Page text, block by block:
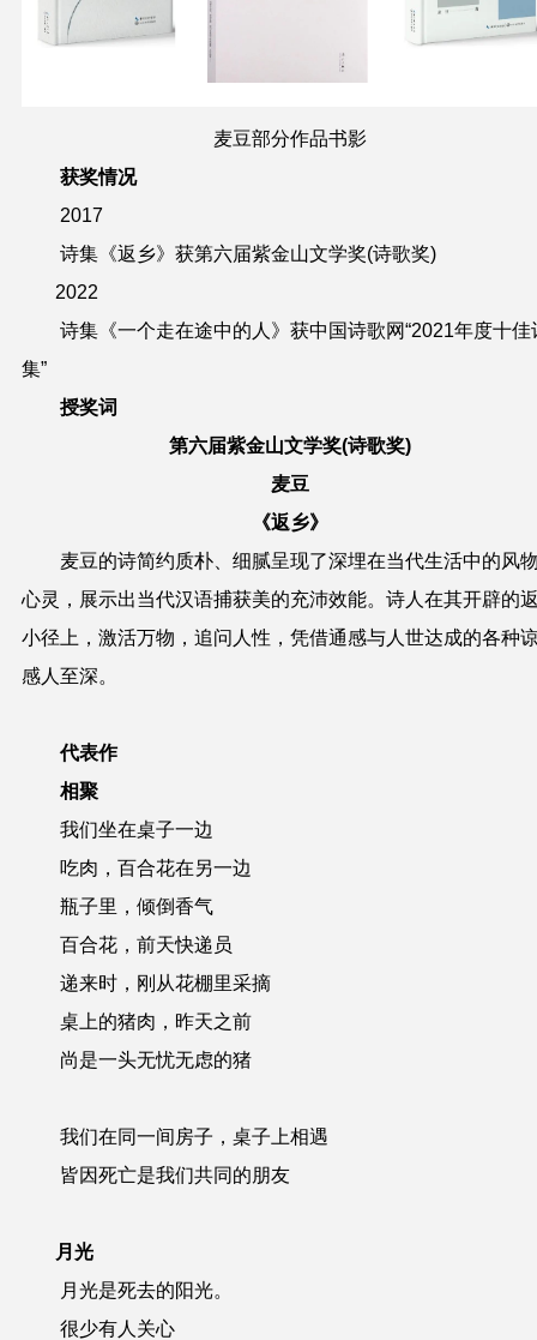
麦豆部分作品书影
获奖情况
2017
诗集《返乡》获第六届紫金山文学奖(诗歌奖)
2022
诗集《一个走在途中的人》获中国诗歌网“2021年度十佳
集”
授奖词
第六届紫金山文学奖(诗歌奖)
麦豆
《返乡》
麦豆的诗简约质朴、细腻呈现了深埋在当代生活中的风
心灵，展示出当代汉语捕获美的充沛效能。诗人在其开辟的
小径上，激活万物，追问人性，凭借通感与人世达成的各种
感人至深。
代表作
相聚
我们坐在桌子一边
吃肉，百合花在另一边
瓶子里，倾倒香气
百合花，前天快递员
递来时，刚从花棚里采摘
桌上的猪肉，昨天之前
尚是一头无忧无虑的猪
我们在同一间房子，桌子上相遇
皆因死亡是我们共同的朋友
月光
月光是死去的阳光。
很少有人关心